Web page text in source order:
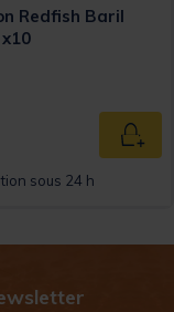
Redfish Baril
sous 24 h